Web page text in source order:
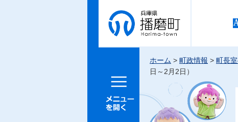
兵庫県 播
磨町
メニュー
ホーム > 町政情報 > 町長
日～2月2日）